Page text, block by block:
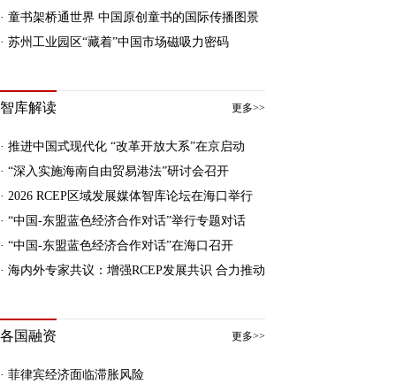
人工智能与未来社会
· 童书架桥通世界 中国原创童书的国际传播图景
· 苏州工业园区“藏着”中国市场磁吸力密码
更多>>
智库解读
· 推进中国式现代化 “改革开放大系”在京启动
· “深入实施海南自由贸易港法”研讨会召开
· 2026 RCEP区域发展媒体智库论坛在海口举行
· “中国-东盟蓝色经济合作对话”举行专题对话
· “中国-东盟蓝色经济合作对话”在海口召开
· 海内外专家共议：增强RCEP发展共识 合力推动
更多>>
各国融资
· 菲律宾经济面临滞胀风险